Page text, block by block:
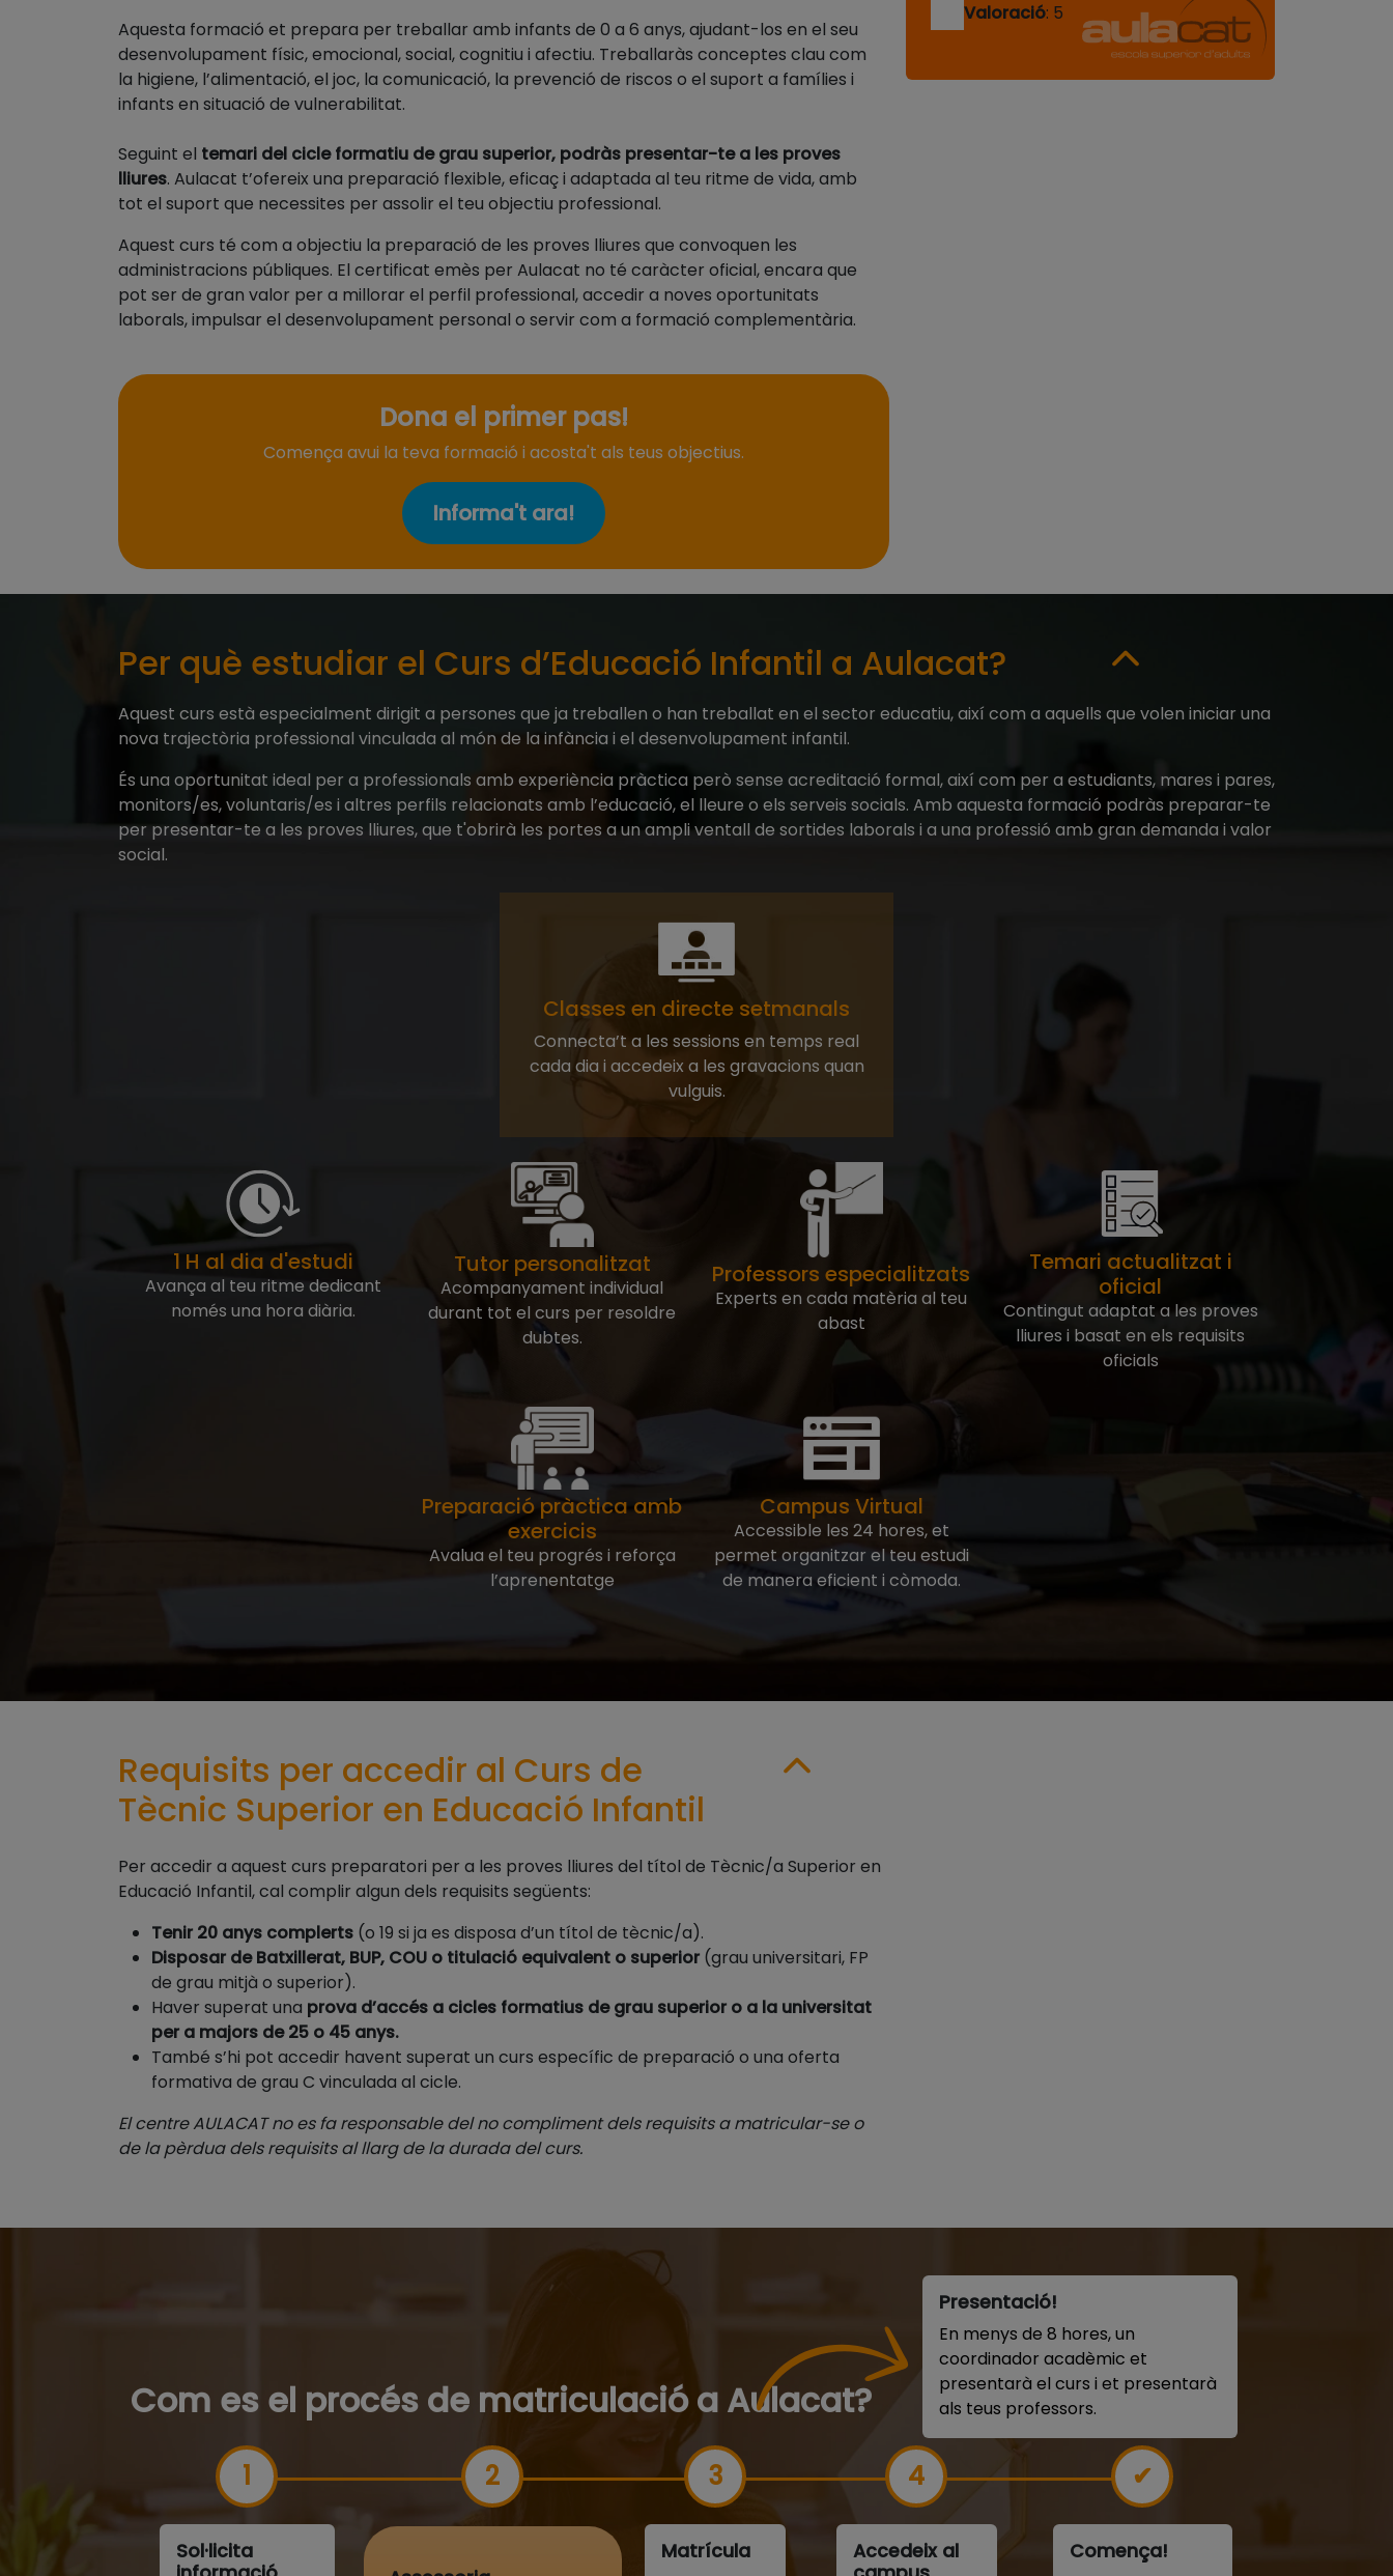
Aquesta formació et prepara per treballar amb infants de 0 a 6 anys, ajudant-los en el seu
desenvolupament físic, emocional, social, cognitiu i afectiu. Treballaràs conceptes clau com
la higiene, l’alimentació, el joc, la comunicació, la prevenció de riscos o el suport a famílies i
infants en situació de vulnerabilitat.
Seguint el temari del cicle formatiu de grau superior, podràs presentar-te a les proves
lliures. Aulacat t’ofereix una preparació flexible, eficaç i adaptada al teu ritme de vida, amb
tot el suport que necessites per assolir el teu objectiu professional.
Aquest curs té com a objectiu la preparació de les proves lliures que convoquen les
administracions públiques. El certificat emès per Aulacat no té caràcter oficial, encara que
pot ser de gran valor per a millorar el perfil professional, accedir a noves oportunitats
laborals, impulsar el desenvolupament personal o servir com a formació complementària.
Valoració: 5
Dona el primer pas!
Comença avui la teva formació i acosta't als teus objectius.
Informa't ara!
Per què estudiar el Curs d’Educació Infantil a Aulacat?
Aquest curs està especialment dirigit a persones que ja treballen o han treballat en el sector educatiu, així com a aquells que volen iniciar una
nova trajectòria professional vinculada al món de la infància i el desenvolupament infantil.
És una oportunitat ideal per a professionals amb experiència pràctica però sense acreditació formal, així com per a estudiants, mares i pares,
monitors/es, voluntaris/es i altres perfils relacionats amb l’educació, el lleure o els serveis socials. Amb aquesta formació podràs preparar-te
per presentar-te a les proves lliures, que t'obrirà les portes a un ampli ventall de sortides laborals i a una professió amb gran demanda i valor
social.
Classes en directe setmanals
Connecta’t a les sessions en temps real
cada dia i accedeix a les gravacions quan
vulguis.
1 H al dia d'estudi
Avança al teu ritme dedicant
només una hora diària.
Tutor personalitzat
Acompanyament individual
durant tot el curs per resoldre
dubtes.
Professors especialitzats
Experts en cada matèria al teu
abast
Temari actualitzat i
oficial
Contingut adaptat a les proves
lliures i basat en els requisits
oficials
Preparació pràctica amb
exercicis
Avalua el teu progrés i reforça
l’aprenentatge
Campus Virtual
Accessible les 24 hores, et
permet organitzar el teu estudi
de manera eficient i còmoda.
Requisits per accedir al Curs de
Tècnic Superior en Educació Infantil
Per accedir a aquest curs preparatori per a les proves lliures del títol de Tècnic/a Superior en
Educació Infantil, cal complir algun dels requisits següents:
Tenir 20 anys complerts (o 19 si ja es disposa d’un títol de tècnic/a).
Disposar de Batxillerat, BUP, COU o titulació equivalent o superior (grau universitari, FP
de grau mitjà o superior).
Haver superat una prova d’accés a cicles formatius de grau superior o a la universitat
per a majors de 25 o 45 anys.
També s’hi pot accedir havent superat un curs específic de preparació o una oferta
formativa de grau C vinculada al cicle.
El centre AULACAT no es fa responsable del no compliment dels requisits a matricular-se o
de la pèrdua dels requisits al llarg de la durada del curs.
Com es el procés de matriculació a Aulacat?
Presentació!
En menys de 8 hores, un
coordinador acadèmic et
presentarà el curs i et presentarà
als teus professors.
Sol·licita
Matrícula
Accedeix al
Comença!